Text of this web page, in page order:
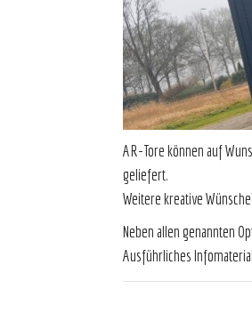
AR-Tore können auf
geliefert.
Neben allen genannten
Ausführliches